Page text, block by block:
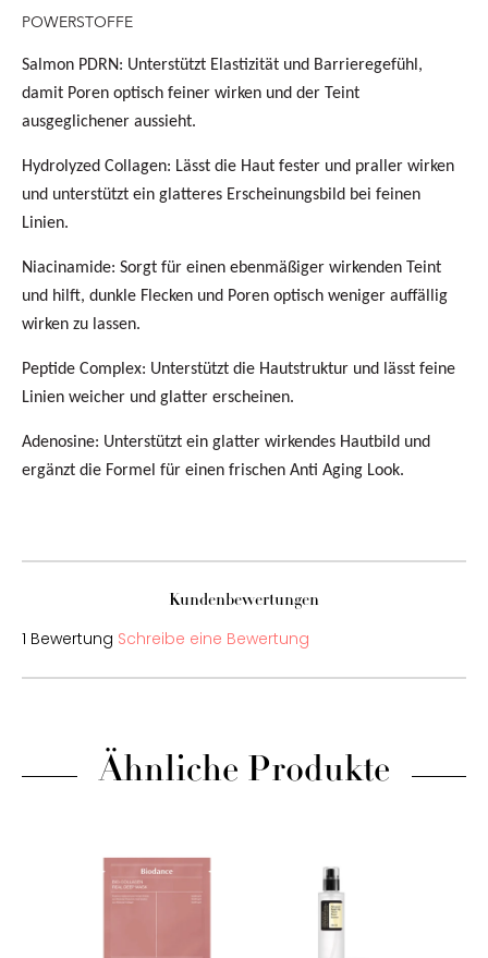
POWERSTOFFE
Salmon PDRN: Unterstützt Elastizität und Barrieregefühl,
damit Poren optisch feiner wirken und der Teint
ausgeglichener aussieht.
Hydrolyzed Collagen: Lässt die Haut fester und praller wirken
und unterstützt ein glatteres Erscheinungsbild bei feinen
Linien.
Niacinamide: Sorgt für einen ebenmäßiger wirkenden Teint
und hilft, dunkle Flecken und Poren optisch weniger auffällig
wirken zu lassen.
Peptide Complex: Unterstützt die Hautstruktur und lässt feine
Linien weicher und glatter erscheinen.
Adenosine: Unterstützt ein glatter wirkendes Hautbild und
ergänzt die Formel für einen frischen Anti Aging Look.
Kundenbewertungen
1 Bewertung Schreibe eine Bewertung
Ähnliche Produkte